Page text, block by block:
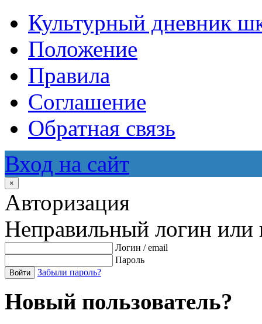
Культурный дневник
Положение
Правила
Соглашение
Обратная связь
Вход на сайт
×
Авторизация
Неправильный логин или
Логин / email
Пароль
Войти Забыли пароль?
Новый пользователь?